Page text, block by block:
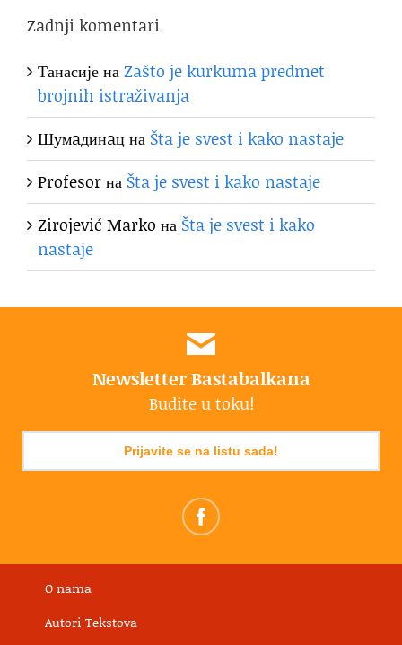
Zadnji komentari
ТанасијенаZašto je kurkuma predmet
brojnih istraživanja
Шумaдинaцна Šta je svest i kako nastaje
Profesorна Šta je svest i kako nastaje
Zirojević Marko на Šta je svest i kako
nastaje
Newsletter Bastabalkana
Budite u toku!
Prijavite se na listu sada!
O nama
Autori Tekstova